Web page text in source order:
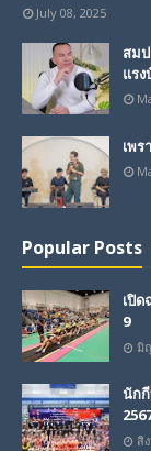
July 08, 2025
สม
แร
เพ
Popular Posts
เปิ
9
มิ
นัก
สิ